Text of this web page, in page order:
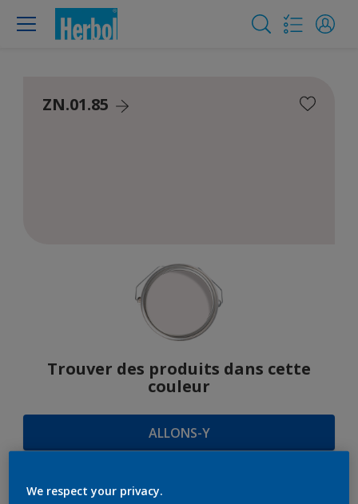
ZN.01.85
Trouver des produits dans cette
couleur
ALLONS-Y
We respect your privacy.